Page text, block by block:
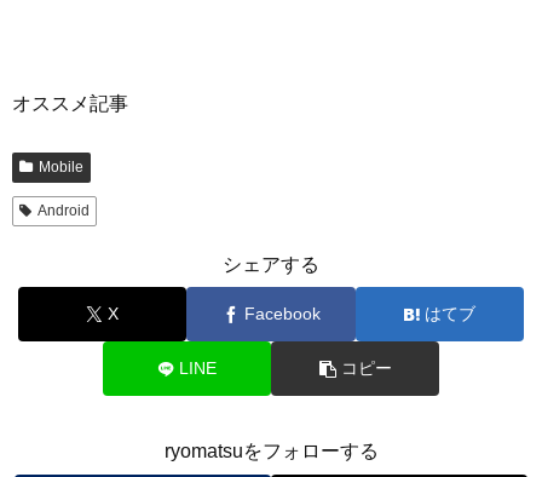
オススメ記事
Mobile
Android
シェアする
X Facebook はてブ
LINE コピー
ryomatsuをフォローする